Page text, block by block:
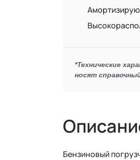
*Технические
носят
Бензиновый